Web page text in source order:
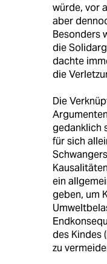
würde, vor
aber
Besonders
die
dachte
die
Die
gedanklich
für sich
ein
geben, um
des Kindes
zu